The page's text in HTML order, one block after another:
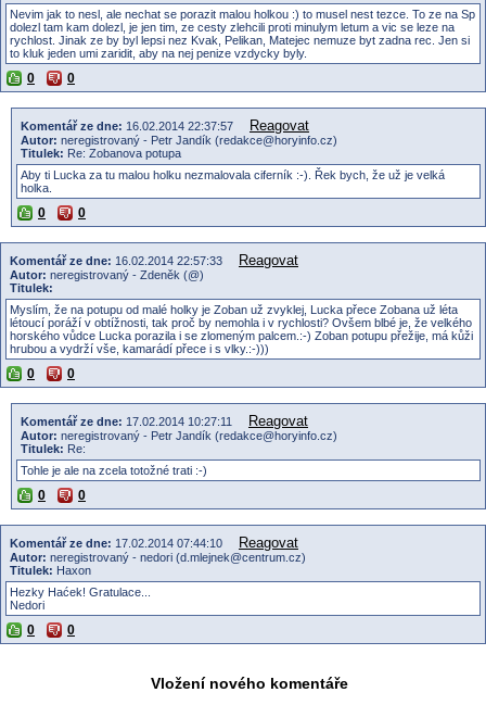
Nevim jak to nesl, ale nechat se porazit malou holkou :) to musel nest tezce. To ze na Sp
dolezl tam kam dolezl, je jen tim, ze cesty zlehcili proti minulym letum a vic se leze na
rychlost. Jinak ze by byl lepsi nez Kvak, Pelikan, Matejec nemuze byt zadna rec. Jen si
to kluk jeden umi zaridit, aby na nej penize vzdycky byly.
0 0
Komentář ze dne: 16.02.2014 22:37:57 Reagovat
Autor: neregistrovaný - Petr Jandík (redakce@horyinfo.cz)
Titulek: Re: Zobanova potupa
Aby ti Lucka za tu malou holku nezmalovala ciferník :-). Řek bych, že už je velká
holka.
0 0
Komentář ze dne: 16.02.2014 22:57:33 Reagovat
Autor: neregistrovaný - Zdeněk (@)
Titulek:
Myslím, že na potupu od malé holky je Zoban už zvyklej, Lucka přece Zobana už léta
létoucí poráží v obtížnosti, tak proč by nemohla i v rychlosti? Ovšem blbé je, že velkého
horského vůdce Lucka porazila i se zlomeným palcem.:-) Zoban potupu přežije, má kůži
hrubou a vydrží vše, kamarádí přece i s vlky.:-)))
0 0
Komentář ze dne: 17.02.2014 10:27:11 Reagovat
Autor: neregistrovaný - Petr Jandík (redakce@horyinfo.cz)
Titulek: Re:
Tohle je ale na zcela totožné trati :-)
0 0
Komentář ze dne: 17.02.2014 07:44:10 Reagovat
Autor: neregistrovaný - nedori (d.mlejnek@centrum.cz)
Titulek: Haxon
Hezky Haćek! Gratulace...
Nedori
0 0
Vložení nového komentáře